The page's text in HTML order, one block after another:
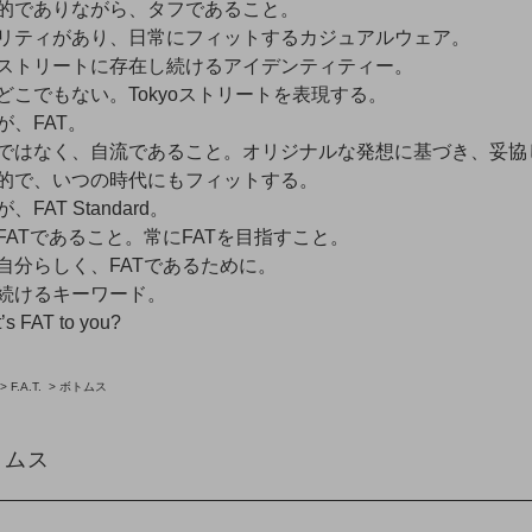
でありながら、タフであること。
ティがあり、日常にフィットするカジュアルウェア。
トリートに存在し続けるアイデンティティー。
こでもない。Tokyoストリートを表現する。
、FAT。
はなく、自流であること。オリジナルな発想に基づき、妥協
で、いつの時代にもフィットする。
、FAT Standard。
であること。常にFATを目指すこと。
分らしく、FATであるために。
けるキーワード。
FAT to you?
F.A.T. > ボトムス
ス